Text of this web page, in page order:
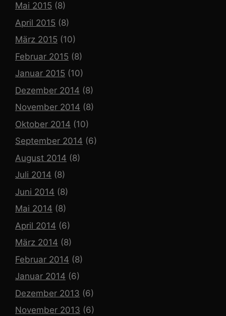
Mai 2015 (8)
April 2015 (8)
März 2015 (10)
Februar 2015 (8)
Januar 2015 (10)
Dezember 2014 (8)
November 2014 (8)
Oktober 2014 (10)
September 2014 (6)
August 2014 (8)
Juli 2014 (8)
Juni 2014 (8)
Mai 2014 (8)
April 2014 (6)
März 2014 (8)
Februar 2014 (8)
Januar 2014 (6)
Dezember 2013 (6)
November 2013 (6)